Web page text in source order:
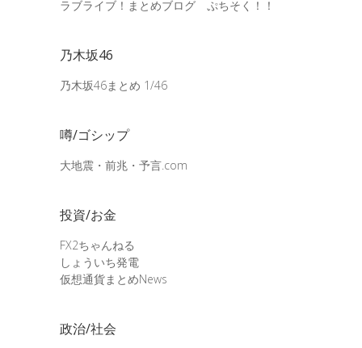
ラブライブ！まとめブログ ぷちそく！！
乃木坂46
乃木坂46まとめ 1/46
噂/ゴシップ
大地震・前兆・予言.com
投資/お金
FX2ちゃんねる
しょういち発電
仮想通貨まとめNews
政治/社会